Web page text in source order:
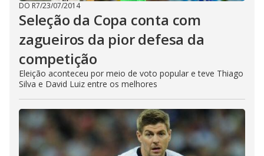
DO R7/23/07/2014
Seleção da Copa conta com
zagueiros da pior defesa da
competição
Eleição aconteceu por meio de voto popular e teve Thiago
Silva e David Luiz entre os melhores